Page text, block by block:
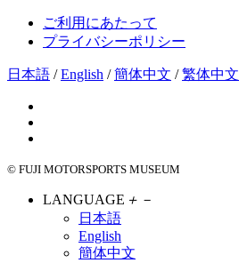
ご利用にあたって
プライバシーポリシー
日本語 /English /簡体中文 /繁体中文
© FUJI MOTORSPORTS MUSEUM
LANGUAGE ＋ －
日本語
English
簡体中文